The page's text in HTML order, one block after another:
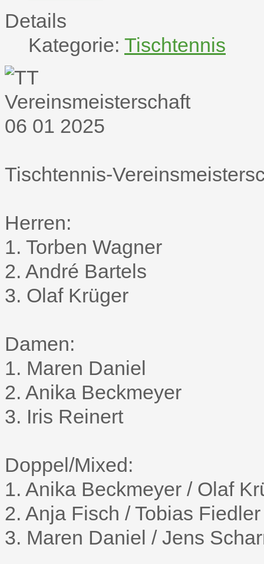
Details
Kategorie: Tischtennis
Tischtennis-
Herren:
1. Torben Wagner
2. André Bartels
3. Olaf Krüger
Damen:
1. Maren Daniel
2. Anika Beckmeyer
3. Iris Reinert
Doppel/Mixed:
1. Anika Beckmeyer / Olaf
2. Anja Fisch / Tobias Fiedler
3. Maren Daniel / Jens